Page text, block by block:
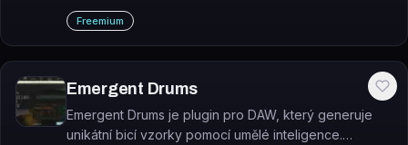
Freemium
Emergent Drums
Emergent Drums je plugin pro DAW, který generuje
unikátní bicí vzorky pomocí umělé inteligence.